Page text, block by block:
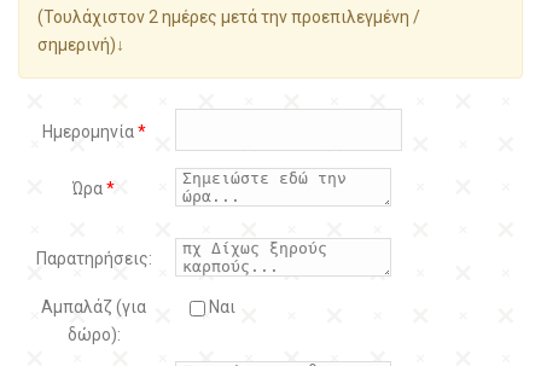
(Τουλάχιστον 2 ημέρες μετά την προεπιλεγμένη /
σημερινή)↓
Ημερομηνία*
Ώρα*
Παρατηρήσεις:
Αμπαλάζ (για
δώρο):
Ναι